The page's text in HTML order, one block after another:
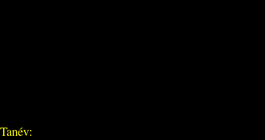
Tanév: